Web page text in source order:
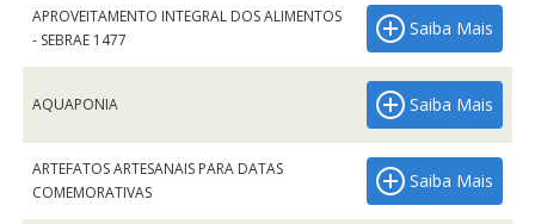
APROVEITAMENTO INTEGRAL DOS ALIMENTOS
- SEBRAE 1477
Saiba Mais
AQUAPONIA Saiba Mais
ARTEFATOS ARTESANAIS PARA DATAS
COMEMORATIVAS
Saiba Mais